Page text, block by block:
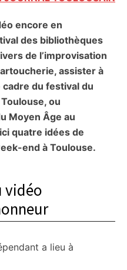
encore en
des bibliothèques
de l’improvisation
assister à
du festival du
ou
Moyen Âge au
quatre idées de
end à Toulouse.
vidéo